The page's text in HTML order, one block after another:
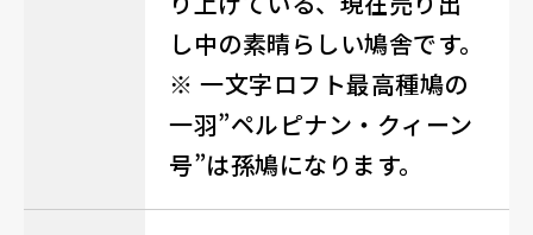
し中の素晴らしい鳩舎です。
※ 一文字ロフト最高種鳩の
一羽”ペルピナン・クィーン
号”は孫鳩になります。